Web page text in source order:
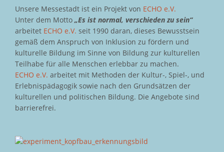
Unsere Messestadt ist ein Projekt von ECHO e.V.
Unter dem Motto „Es ist normal, verschieden zu sein“
arbeitet ECHO e.V. seit 1990 daran, dieses Bewusstsein
gemäß dem Anspruch von Inklusion zu fördern und
kulturelle Bildung im Sinne von Bildung zur kulturellen
Teilhabe für alle Menschen erlebbar zu machen.
ECHO e.V. arbeitet mit Methoden der Kultur-, Spiel-, und
Erlebnispädagogik sowie nach den Grundsätzen der
kulturellen und politischen Bildung. Die Angebote sind
barrierefrei.